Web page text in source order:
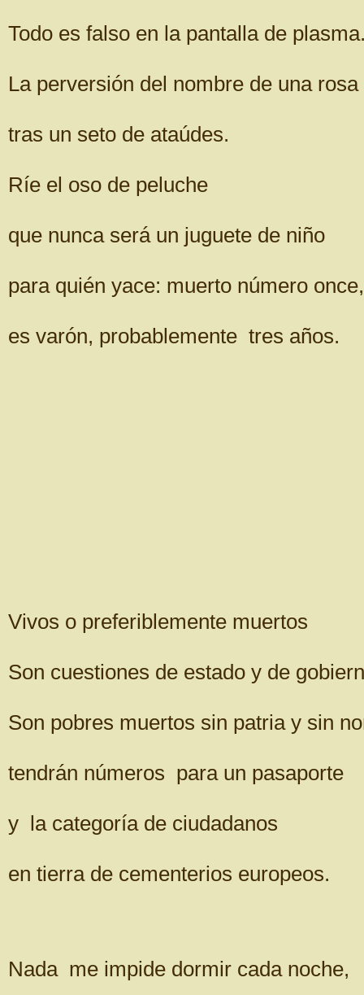
Todo es falso en la pantalla de
La perversión del nombre de una rosa
tras un seto de ataúdes.
Ríe el oso de peluche
que nunca será un juguete de niño
para quién yace: muerto número once,
es varón, probablemente tres años.
Vivos o preferiblemente muertos
Son cuestiones de estado y de
Son pobres muertos sin patria y sin
tendrán números para un pasaporte
y la categoría de ciudadanos
en tierra de cementerios europeos.
Nada me impide dormir cada noche,